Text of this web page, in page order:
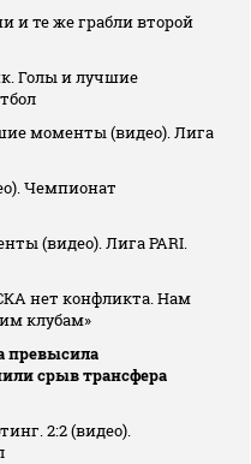
и те же грабли второй
Голы и лучшие
моменты (видео). Лига
Чемпионат
(видео). Лига PARI.
нет конфликта. Нам
клубам»
превысила
срыв трансфера
2:2 (видео).